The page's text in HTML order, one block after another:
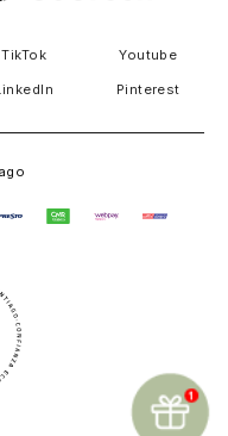
TikTok Youtube
Pinterest